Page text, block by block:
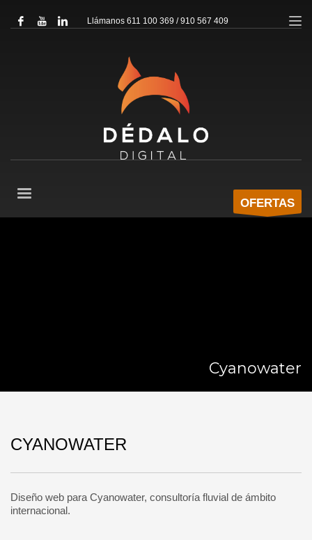
Llámanos 611 100 369 / 910 567 409
OFERTAS
Cyanowater
CYANOWATER
Diseño web para Cyanowater, consultoría fluvial de ámbito
internacional.